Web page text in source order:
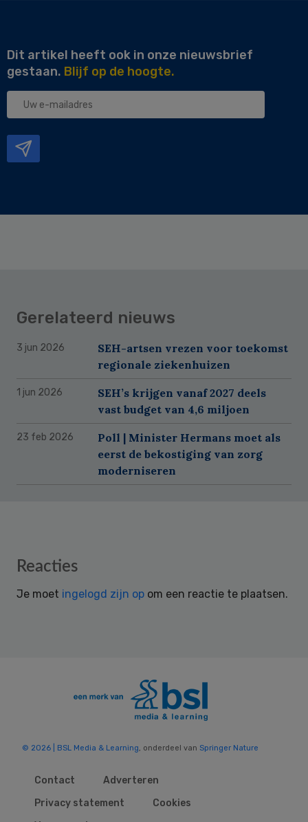
Dit artikel heeft ook in onze nieuwsbrief
gestaan. Blijf op de hoogte.
Uw
Gerelateerd nieuws
3 jun 2026
SEH-artsen vrezen voor toekomst
regionale ziekenhuizen
1 jun 2026
SEH’s krijgen vanaf 2027 deels
vast budget van 4,6 miljoen
23 feb 2026
Poll | Minister Hermans moet als
eerst de bekostiging van zorg
moderniseren
Reader
Reacties
Je moet ingelogd zijn op om een reactie te plaatsen.
© 2026 | BSL Media & Learning , onderdeel van Springer Nature
Contact
Adverteren
Privacy statement
Cookies